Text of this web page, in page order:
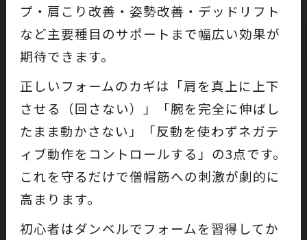
プ・肩こり改善・姿勢改善・デッドリフト
など主要種目のサポートまで幅広い効果が
期待できます。
正しいフォームのカギは「肩を真上に上下
させる（回さない）」「腕を完全に伸ばし
たまま動かさない」「反動を使わずネガテ
ィブ動作をコントロールする」の3点です。
これを守るだけで僧帽筋への刺激が劇的に
高まります。
初心者はダンベルでフォームを習得してか